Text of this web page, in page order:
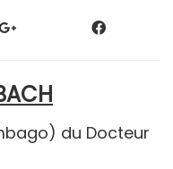
du Docteur